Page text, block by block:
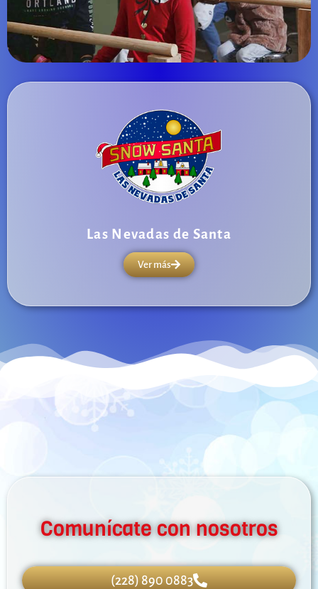
Las Nevadas de Santa
Ver más
Comunícate con nosotros
(228) 890 0883